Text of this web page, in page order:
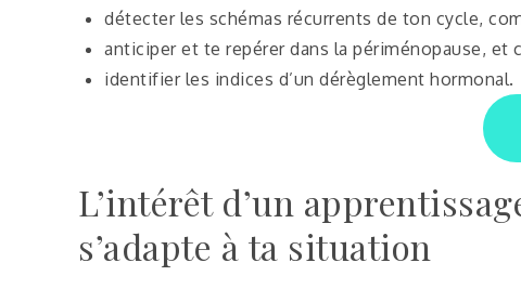
détecter les schémas récurrents de ton cycle,
anticiper et te repérer dans la périménopause,
identifier les indices d’un dérèglement hormonal.
L’intérêt d’un
s’adapte à ta situation